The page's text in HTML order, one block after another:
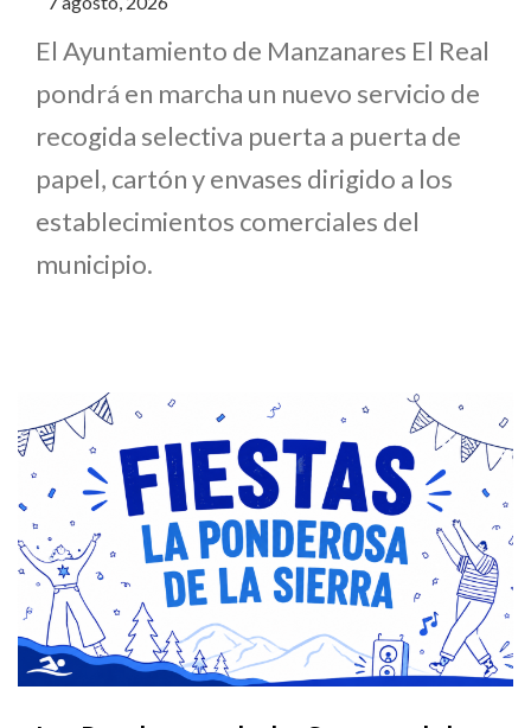
El Ayuntamiento de Manzanares El Real
pondrá en marcha un nuevo servicio de
recogida selectiva puerta a puerta de
papel, cartón y envases dirigido a los
establecimientos comerciales del
municipio.